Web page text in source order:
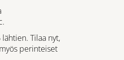
Tilaa nyt,
perinteiset